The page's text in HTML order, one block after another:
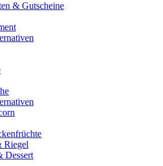
& Gutscheine
Riegel
Dessert